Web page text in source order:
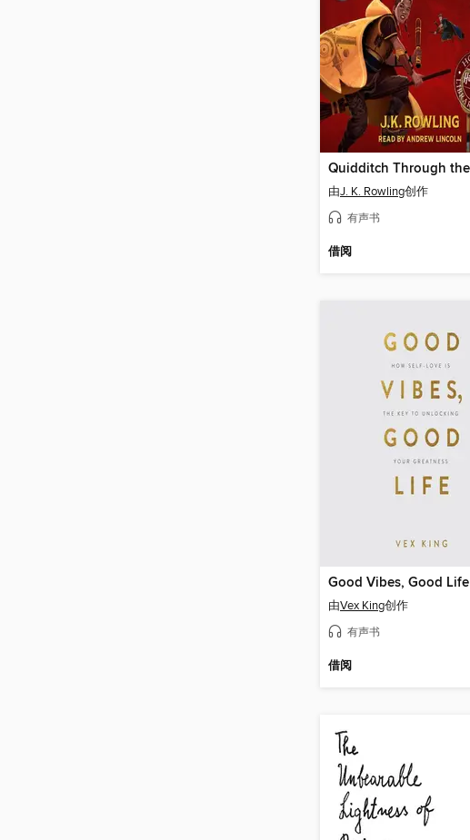
由J. K. Rowling创作
有声书
借阅
Good Vibes, Good Life
由Vex King创作
有声书
借阅